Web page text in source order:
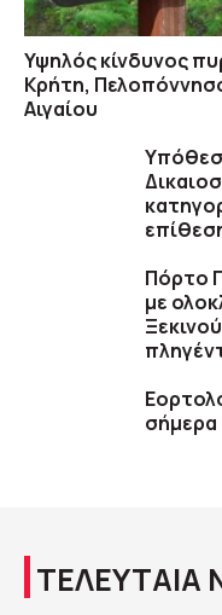
Υψηλός κίνδυνος
Κρήτη,
Αιγαίου
Πόρτο
με
ΤΕΛΕΥΤΑΙΑ